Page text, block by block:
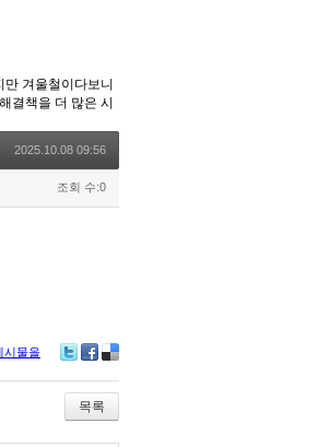
겨울철이다보니
결책을 더 많은 시
2025.10.08 09:56
조회 수:0
시물을
bo
ok
ou
s
목록